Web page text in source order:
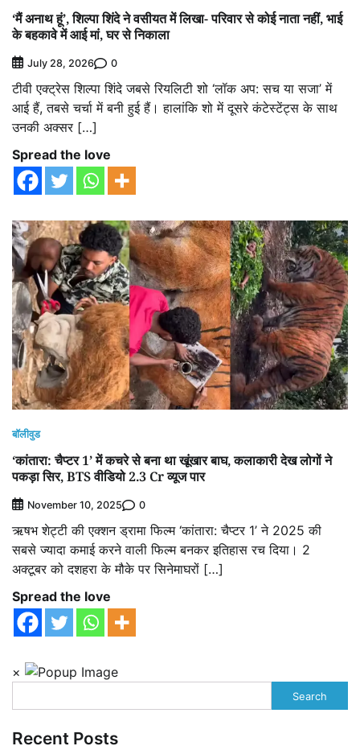
‘मैं अनाथ हूं’, शिल्पा शिंदे ने वसीयत में लिखा- परिवार से कोई नाता नहीं, भाई
के बहकावे में आई मां, घर से निकाला
July 28, 2026 0
टीवी एक्ट्रेस शिल्पा शिंदे जबसे रियलिटी शो ‘लॉक अप: सच या सजा’ में
आई हैं, तबसे चर्चा में बनी हुई हैं। हालांकि शो में दूसरे कंटेस्टेंट्स के साथ
उनकी अक्सर […]
Spread the love
बॉलीवुड
‘कांतारा: चैप्टर 1’ में कचरे से बना था खूंखार बाघ, कलाकारी देख लोगों ने
पकड़ा सिर, BTS वीडियो 2.3 Cr व्यूज पार
November 10, 2025 0
ऋषभ शेट्टी की एक्शन ड्रामा फिल्म ‘कांतारा: चैप्टर 1’ ने 2025 की
सबसे ज्यादा कमाई करने वाली फिल्म बनकर इतिहास रच दिया। 2
अक्टूबर को दशहरा के मौके पर सिनेमाघरों […]
Spread the love
×
Search
Recent Posts